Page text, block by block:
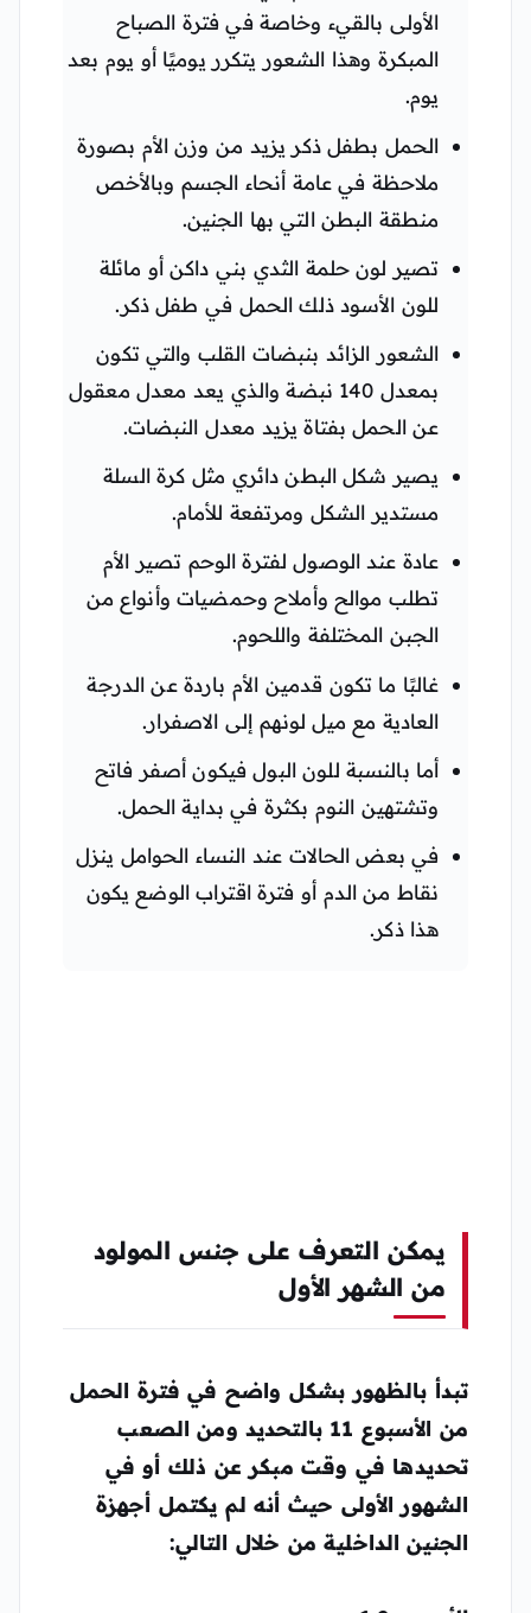
الأولى بالقيء وخاصة في فترة الصباح
المبكرة وهذا الشعور يتكرر يوميًا أو يوم بعد
يوم.
الحمل بطفل ذكر يزيد من وزن الأم بصورة
ملاحظة في عامة أنحاء الجسم وبالأخص
منطقة البطن التي بها الجنين.
تصير لون حلمة الثدي بني داكن أو مائلة
للون الأسود ذلك الحمل في طفل ذكر.
الشعور الزائد بنبضات القلب والتي تكون
بمعدل 140 نبضة والذي يعد معدل معقول
عن الحمل بفتاة يزيد معدل النبضات.
يصير شكل البطن دائري مثل كرة السلة
مستدير الشكل ومرتفعة للأمام.
عادة عند الوصول لفترة الوحم تصير الأم
تطلب موالح وأملاح وحمضيات وأنواع من
الجبن المختلفة واللحوم.
غالبًا ما تكون قدمين الأم باردة عن الدرجة
العادية مع ميل لونهم إلى الاصفرار.
أما بالنسبة للون البول فيكون أصفر فاتح
وتشتهين النوم بكثرة في بداية الحمل.
في بعض الحالات عند النساء الحوامل ينزل
نقاط من الدم أو فترة اقتراب الوضع يكون
هذا ذكر.
يمكن التعرف على جنس المولود
من الشهر الأول
تبدأ بالظهور بشكل واضح في فترة الحمل
من الأسبوع 11 بالتحديد ومن الصعب
تحديدها في وقت مبكر عن ذلك أو في
الشهور الأولى حيث أنه لم يكتمل أجهزة
الجنين الداخلية من خلال التالي: